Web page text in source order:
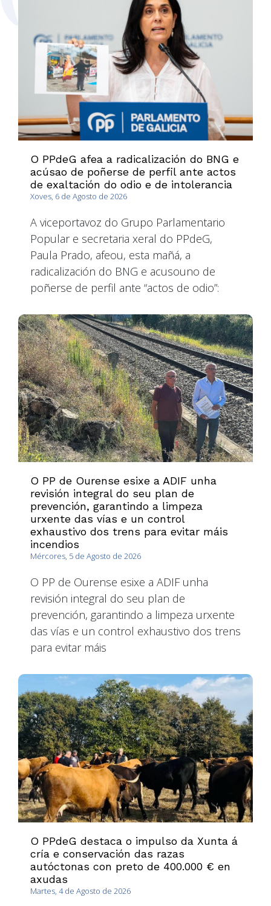
O PPdeG afea a radicalización do BNG e
acúsao de poñerse de perfil ante actos
de exaltación do odio e de intolerancia
Xoves, 6 de Agosto de 2026
A viceportavoz do Grupo Parlamentario
Popular e secretaria xeral do PPdeG,
Paula Prado, afeou, esta mañá, a
radicalización do BNG e acusouno de
poñerse de perfil ante “actos de odio”:
O PP de Ourense esixe a ADIF unha
revisión integral do seu plan de
prevención, garantindo a limpeza
urxente das vías e un control
exhaustivo dos trens para evitar máis
incendios
Mércores, 5 de Agosto de 2026
O PP de Ourense esixe a ADIF unha
revisión integral do seu plan de
prevención, garantindo a limpeza urxente
das vías e un control exhaustivo dos trens
para evitar máis
O PPdeG destaca o impulso da Xunta á
cría e conservación das razas
autóctonas con preto de 400.000 € en
axudas
Martes, 4 de Agosto de 2026